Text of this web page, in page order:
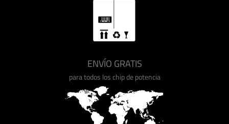
ENVÍO GRATIS
para todos los chip de potencia